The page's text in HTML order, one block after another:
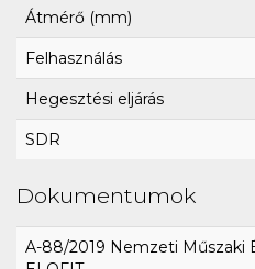
Átmérő (mm)
Felhasználás
Hegesztési eljárás
SDR
Dokumentumok
A-88/2019 Nemzeti Műszaki